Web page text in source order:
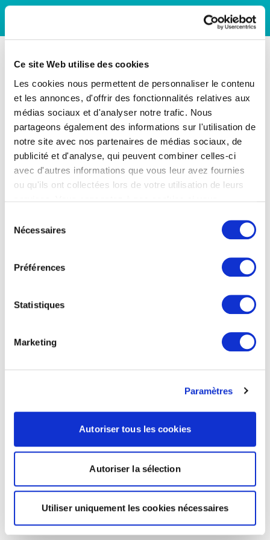
Ce site Web utilise des cookies
Les cookies nous permettent de personnaliser le contenu
et les annonces, d'offrir des fonctionnalités relatives aux
médias sociaux et d'analyser notre trafic. Nous
partageons également des informations sur l'utilisation de
notre site avec nos partenaires de médias sociaux, de
publicité et d'analyse, qui peuvent combiner celles-ci
avec d'autres informations que vous leur avez fournies
ou qu'ils ont collectées lors de votre utilisation de leurs
Nécessaires
Préférences
Statistiques
Marketing
Paramètres
Autoriser tous les cookies
Autoriser la sélection
Utiliser uniquement les cookies nécessaires